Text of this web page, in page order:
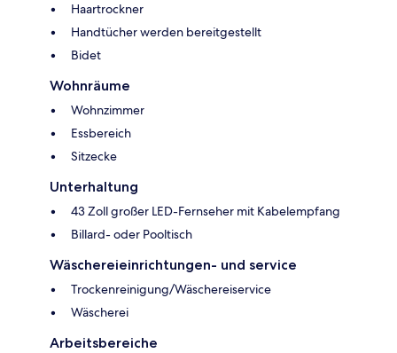
Haartrockner
Handtücher werden bereitgestellt
Bidet
Wohnräume
Wohnzimmer
Essbereich
Sitzecke
Unterhaltung
43 Zoll großer LED-Fernseher mit Kabelempfang
Billard- oder Pooltisch
Wäschereieinrichtungen- und service
Trockenreinigung/Wäschereiservice
Wäscherei
Arbeitsbereiche